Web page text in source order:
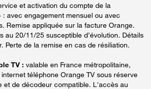
et activation du compte de la
: avec engagement mensuel ou avec
Remise appliquée sur la facture Orange.
au 20/11/25 susceptible d’évolution. Détails
Perte de la remise en cas de résiliation.
TV : valable en France métropolitaine,
téléphone Orange TV sous réserve
et de décodeur compatible. L'accès au